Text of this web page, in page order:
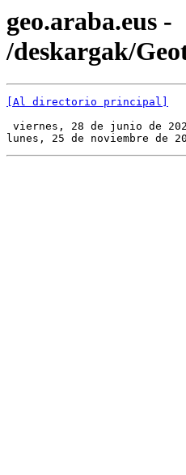
geo.araba.eus -
/deskargak/
[Al directorio principal]
viernes, 28 de junio de
lunes, 25 de noviembre